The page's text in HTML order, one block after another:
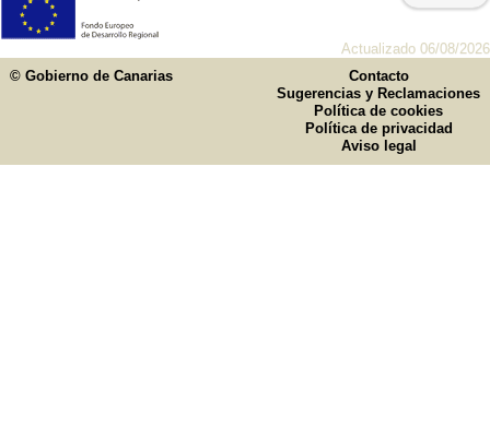
Actualizado 06/08/2026
© Gobierno de Canarias
Contacto
Sugerencias y Reclamaciones
Política de cookies
Política de privacidad
Aviso legal